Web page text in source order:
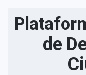
de